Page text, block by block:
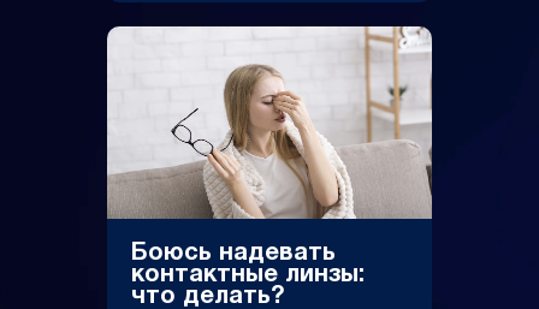
Боюсь надевать
контактные линзы:
что делать?